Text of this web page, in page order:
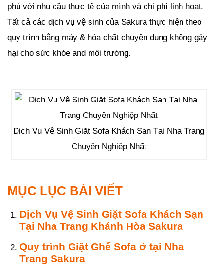
phù với nhu cầu thực tế của mình và chi phí linh hoạt.
Tất cả các dịch vụ vệ sinh của Sakura thực hiện theo
quy trình bằng máy & hóa chất chuyên dụng không gây
hại cho sức khỏe and môi trường.
Dịch Vụ Vệ Sinh Giặt Sofa Khách Sạn Tại Nha Trang
Chuyên Nghiệp Nhất
MỤC LỤC BÀI VIẾT
Dịch Vụ Vệ Sinh Giặt Sofa Khách Sạn
Tại Nha Trang Khánh Hòa Sakura
Quy trình Giặt Ghế Sofa ở tại Nha
Trang Sakura